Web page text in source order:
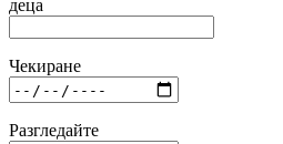
деца
Чекиране
Разгледайте